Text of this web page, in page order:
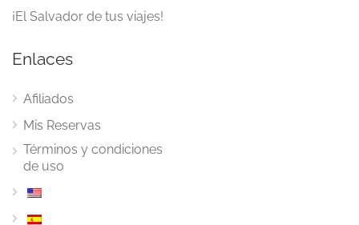
¡El Salvador de tus viajes!
Enlaces
Afiliados
Mis Reservas
Términos y condiciones
de uso